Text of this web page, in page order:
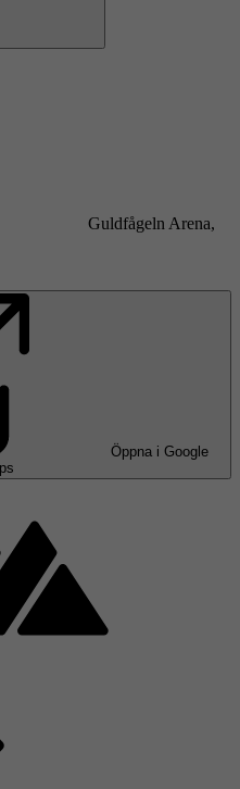
Guldfågeln Arena,
Öppna i Google